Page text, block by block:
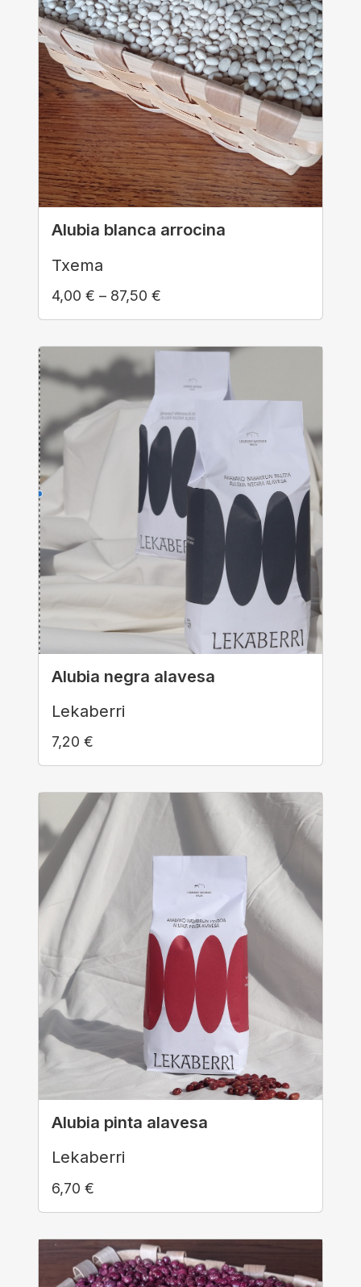
Alubia blanca arrocina
Txema
4,00€ – 87,50€
Alubia negra alavesa
Lekaberri
7,20€
Alubia pinta alavesa
Lekaberri
6,70€